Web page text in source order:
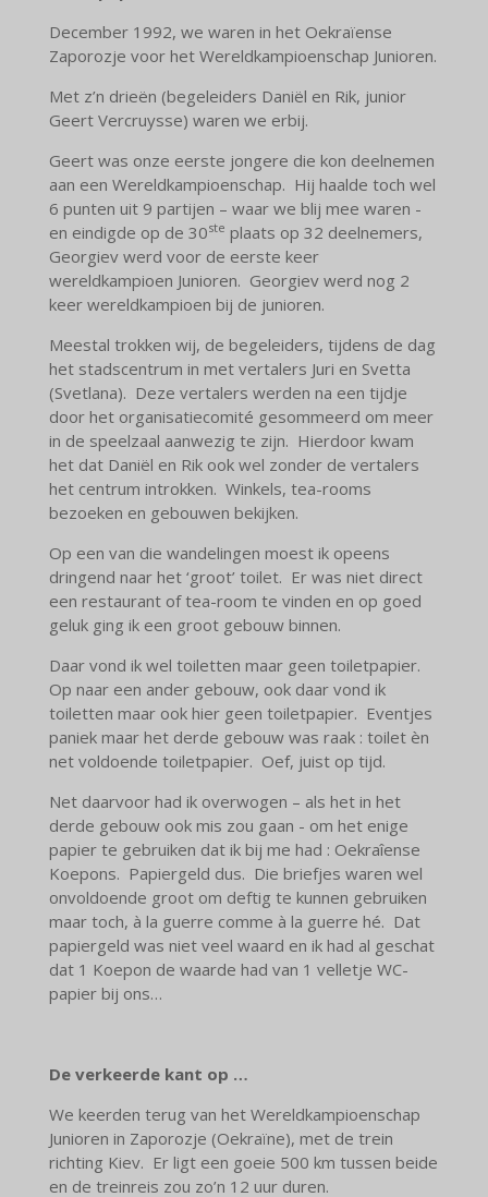
December 1992, we waren in het Oekraïense
Zaporozje voor het Wereldkampioenschap Junioren.
Met z’n drieën (begeleiders Daniël en Rik, junior
Geert Vercruysse) waren we erbij.
Geert was onze eerste jongere die kon deelnemen
aan een Wereldkampioenschap. Hij haalde toch wel
6 punten uit 9 partijen – waar we blij mee waren -
en eindigde op de 30ste plaats op 32 deelnemers,
Georgiev werd voor de eerste keer
wereldkampioen Junioren. Georgiev werd nog 2
keer wereldkampioen bij de junioren.
Meestal trokken wij, de begeleiders, tijdens de dag
het stadscentrum in met vertalers Juri en Svetta
(Svetlana). Deze vertalers werden na een tijdje
door het organisatiecomité gesommeerd om meer
in de speelzaal aanwezig te zijn. Hierdoor kwam
het dat Daniël en Rik ook wel zonder de vertalers
het centrum introkken. Winkels, tea-rooms
bezoeken en gebouwen bekijken.
Op een van die wandelingen moest ik opeens
dringend naar het ‘groot’ toilet. Er was niet direct
een restaurant of tea-room te vinden en op goed
geluk ging ik een groot gebouw binnen.
Daar vond ik wel toiletten maar geen toiletpapier.
Op naar een ander gebouw, ook daar vond ik
toiletten maar ook hier geen toiletpapier. Eventjes
paniek maar het derde gebouw was raak : toilet èn
net voldoende toiletpapier. Oef, juist op tijd.
Net daarvoor had ik overwogen – als het in het
derde gebouw ook mis zou gaan - om het enige
papier te gebruiken dat ik bij me had : Oekraîense
Koepons. Papiergeld dus. Die briefjes waren wel
onvoldoende groot om deftig te kunnen gebruiken
maar toch, à la guerre comme à la guerre hé. Dat
papiergeld was niet veel waard en ik had al geschat
dat 1 Koepon de waarde had van 1 velletje WC-
papier bij ons…
De verkeerde kant op …
We keerden terug van het Wereldkampioenschap
Junioren in Zaporozje (Oekraïne), met de trein
richting Kiev. Er ligt een goeie 500 km tussen beide
en de treinreis zou zo’n 12 uur duren.